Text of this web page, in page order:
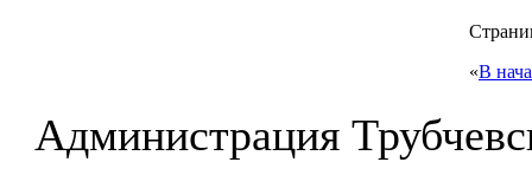
«В
Администрация